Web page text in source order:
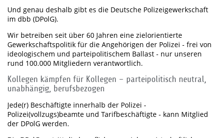
Und genau deshalb gibt es die Deutsche Polizeigewerkschaft
im dbb (DPolG).
Wir betreiben seit über 60 Jahren eine zielorientierte
Gewerkschaftspolitik für die Angehörigen der Polizei - frei von
ideologischem und parteipolitischem Ballast - nur unseren
rund 100.000 Mitgliedern verantwortlich.
Kollegen kämpfen für Kollegen – parteipolitisch neutral,
unabhängig, berufsbezogen
Jede(r) Beschäftigte innerhalb der Polizei -
Polizei(vollzugs)beamte und Tarifbeschäftigte - kann Mitglied
der DPolG werden.